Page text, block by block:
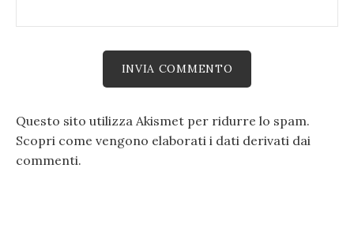
Questo sito utilizza Akismet per ridurre lo spam.
Scopri come vengono elaborati i dati derivati dai
commenti.